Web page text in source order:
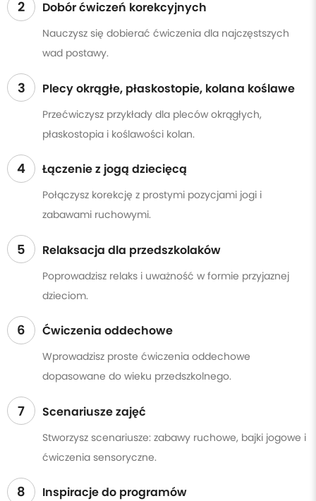
2 Dobór ćwiczeń korekcyjnych
Nauczysz się dobierać ćwiczenia dla najczęstszych
wad postawy.
3 Plecy okrągłe, płaskostopie, kolana koślawe
Przećwiczysz przykłady dla pleców okrągłych,
płaskostopia i koślawości kolan.
4 Łączenie z jogą dziecięcą
Połączysz korekcję z prostymi pozycjami jogi i
zabawami ruchowymi.
5 Relaksacja dla przedszkolaków
Poprowadzisz relaks i uważność w formie przyjaznej
dzieciom.
6 Ćwiczenia oddechowe
Wprowadzisz proste ćwiczenia oddechowe
dopasowane do wieku przedszkolnego.
7 Scenariusze zajęć
Stworzysz scenariusze: zabawy ruchowe, bajki jogowe i
ćwiczenia sensoryczne.
8 Inspiracje do programów